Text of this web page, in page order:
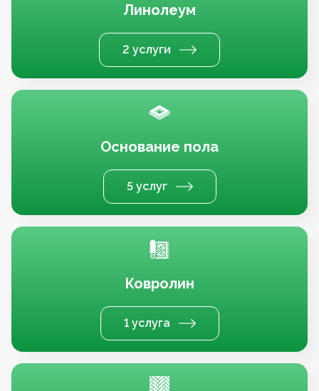
Линолеум
2 услуги
Основание пола
5 услуг
Ковролин
1 услуга